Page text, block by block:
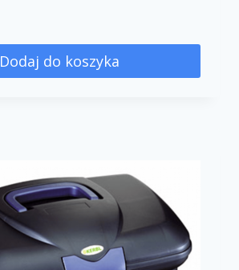
Dodaj do koszyka